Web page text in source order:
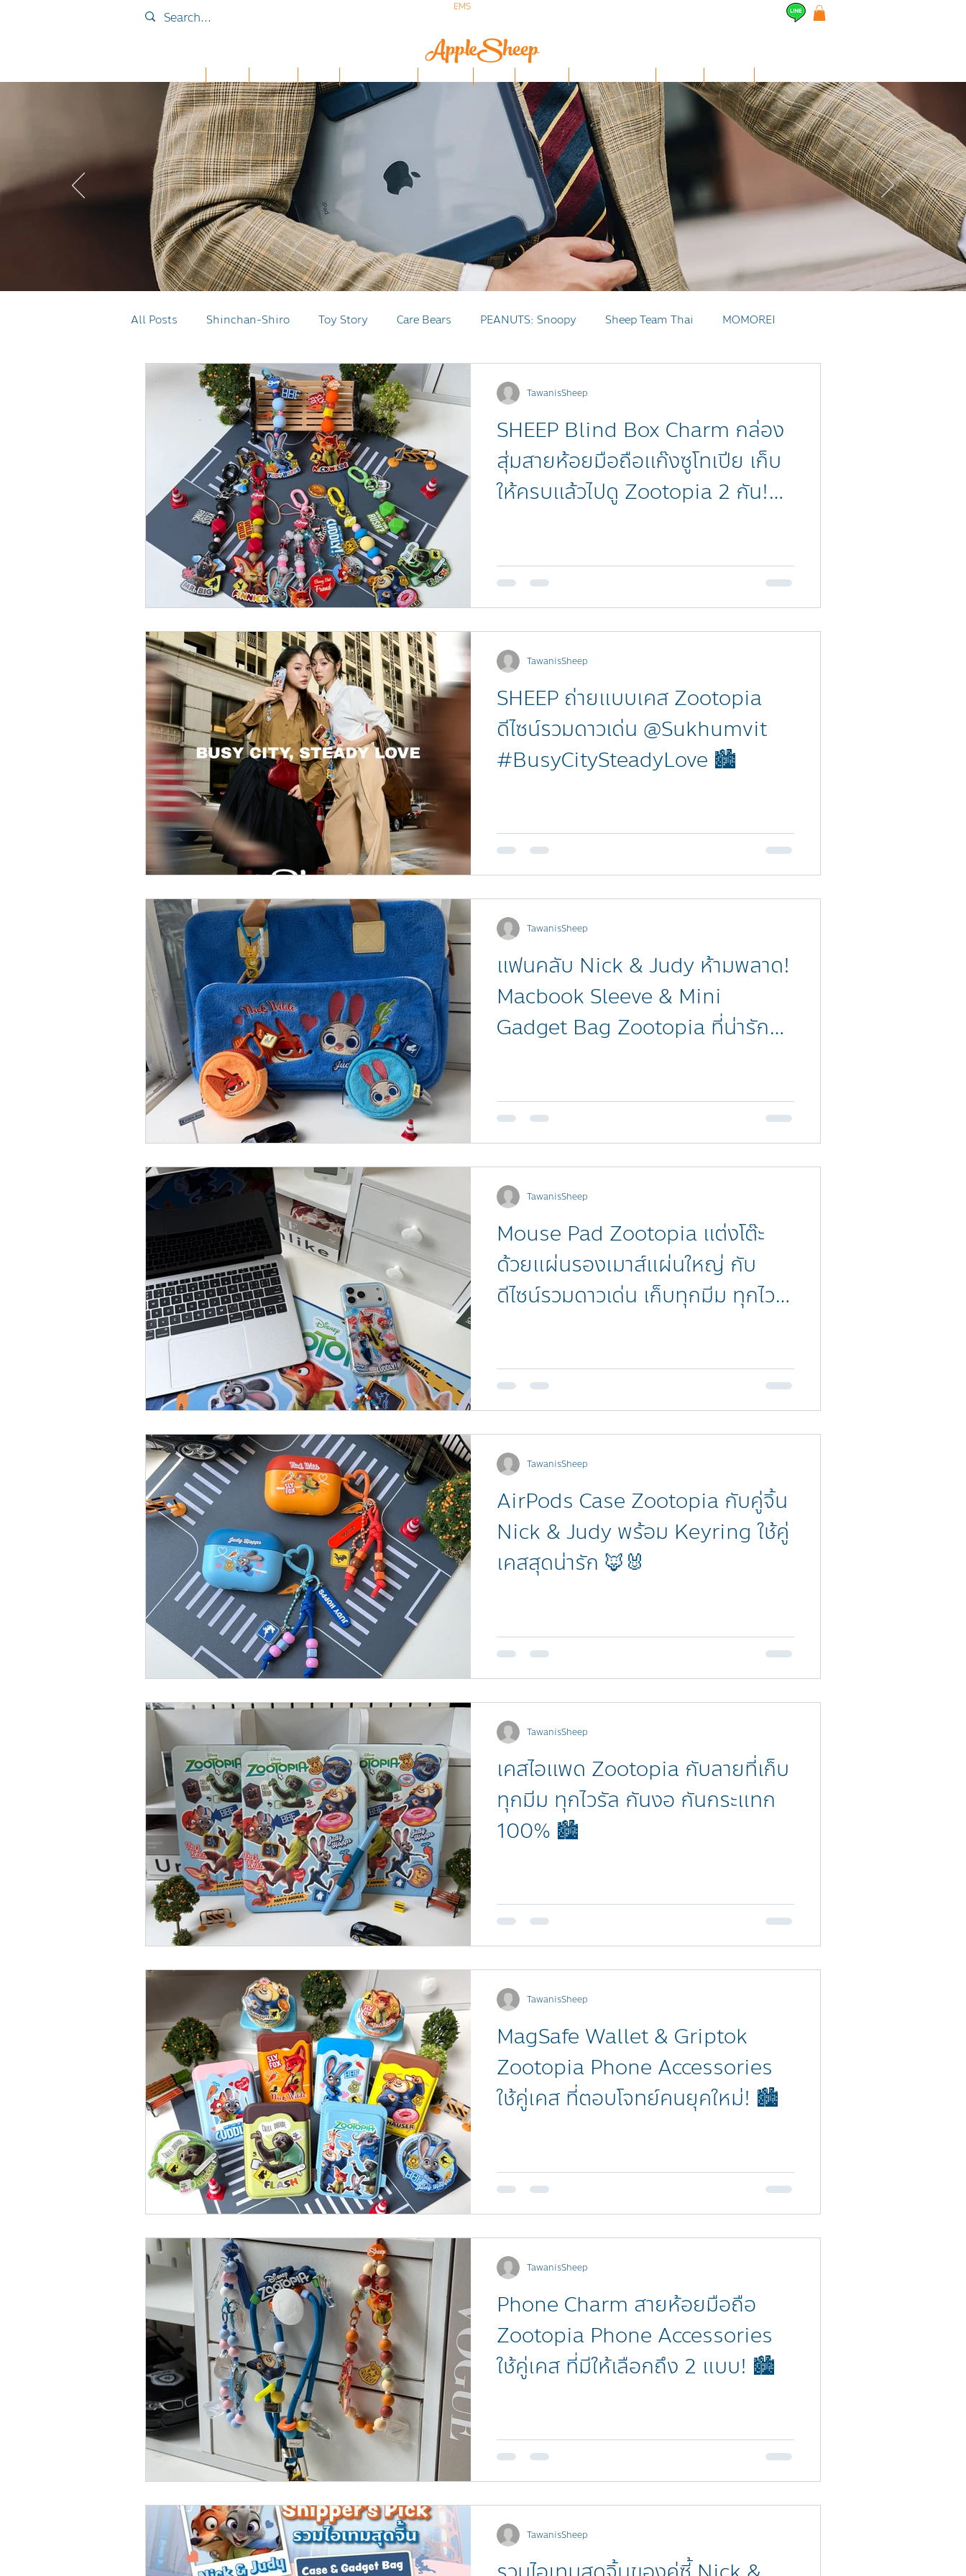
EMS
All Posts Shinchan-Shiro Toy Story Care Bears PEANUTS: Snoopy Sheep Team Thai MOMOREI
Monchhichi MICKEY AND FRIENDS Disney Zootopia
SHEEP Events SHEEP OG BLEACH
SHEEP Blind Box Charm กล่อง
สุ่มสายห้อยมือถือแก๊งซูโทเปีย เก็บ
ให้ครบแล้วไปดู Zootopia 2 กัน!
TawanisSheep
SHEEP ถ่ายแบบเคส Zootopia
ดีไซน์รวมดาวเด่น @Sukhumvit
#BusyCitySteadyLove 🏙️
TawanisSheep
แฟนคลับ Nick & Judy ห้ามพลาด!
Macbook Sleeve & Mini
Gadget Bag Zootopia ที่น่ารัก
TawanisSheep
Mouse Pad Zootopia แต่งโต๊ะ
ด้วยแผ่นรองเมาส์แผ่นใหญ่ กับ
ดีไซน์รวมดาวเด่น เก็บทุกมีม ทุกไว
TawanisSheep
AirPods Case Zootopia กับคู่จิ้น
Nick & Judy พร้อม Keyring ใช้คู่
เคสสุดน่ารัก 🦊🐰
TawanisSheep
เคสไอแพด Zootopia กับลายที่เก็บ
ทุกมีม ทุกไวรัล กันงอ กันกระแทก
100% 🏙️
TawanisSheep
MagSafe Wallet & Griptok
Zootopia Phone Accessories
ใช้คู่เคส ที่ตอบโจทย์คนยุคใหม่! 🏙️
TawanisSheep
Phone Charm สายห้อยมือถือ
Zootopia Phone Accessories
ใช้คู่เคส ที่มีให้เลือกถึง 2 แบบ! 🏙️
TawanisSheep
TawanisSheep